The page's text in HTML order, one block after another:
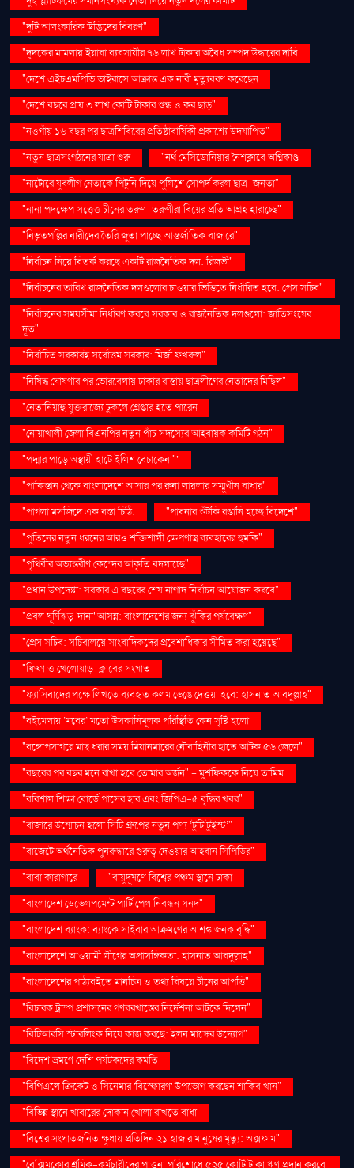
"দুটি আলংকারিক উদ্ভিদের বিবরণ"
"দুদকের মামলায় ইয়াবা ব্যবসায়ীর ৭৬ লাখ টাকার অবৈধ সম্পদ উদ্ধারের দাবি
"দেশে এইচএমপিভি ভাইরাসে আক্রান্ত এক নারী মৃত্যুবরণ করেছেন
"দেশে বছরে প্রায় ৩ লাখ কোটি টাকার শুল্ক ও কর ছাড়"
"নওগাঁয় ১৬ বছর পর ছাত্রশিবিরের প্রতিষ্ঠাবার্ষিকী প্রকাশ্যে উদযাপিত"
"নতুন ছাত্রসংগঠনের যাত্রা শুরু
"নর্থ মেসিডোনিয়ার নৈশক্লাবে অগ্নিকাণ্ড
"নাটোরে যুবলীগ নেতাকে পিটুনি দিয়ে পুলিশে সোপর্দ করল ছাত্র-জনতা"
"নানা পদক্ষেপ সত্ত্বেও চীনের তরুণ-তরুণীরা বিয়ের প্রতি আগ্রহ হারাচ্ছে"
"নিভৃতপল্লির নারীদের তৈরি জুতা পাচ্ছে আন্তর্জাতিক বাজারে"
"নির্বাচন নিয়ে বিতর্ক করছে একটি রাজনৈতিক দল: রিজভী"
"নির্বাচনের তারিখ রাজনৈতিক দলগুলোর চাওয়ার ভিত্তিতে নির্ধারিত হবে: প্রেস সচিব"
"নির্বাচনের সময়সীমা নির্ধারণ করবে সরকার ও রাজনৈতিক দলগুলো: জাতিসংঘের
দূত"
"নির্বাচিত সরকারই সর্বোত্তম সরকার: মির্জা ফখরুল"
"নিষিদ্ধ ঘোষণার পর ভোরবেলায় ঢাকার রাস্তায় ছাত্রলীগের নেতাদের মিছিল"
"নেতানিয়াহু যুক্তরাজ্যে ঢুকলে গ্রেপ্তার হতে পারেন
"নোয়াখালী জেলা বিএনপির নতুন পাঁচ সদস্যের আহ্বায়ক কমিটি গঠন"
"পদ্মার পাড়ে অস্থায়ী হাটে ইলিশ বেচাকেনা"''
"পাকিস্তান থেকে বাংলাদেশে আসার পর রুনা লায়লার সম্মুখীন বাধার"
"পাগলা মসজিদে এক বস্তা চিঠি:
"পাবনার শুঁটকি রপ্তানি হচ্ছে বিদেশে"
"পুতিনের নতুন ধরনের আরও শক্তিশালী ক্ষেপণাস্ত্র ব্যবহারের হুমকি"
"পৃথিবীর অভ্যন্তরীণ কেন্দ্রের আকৃতি বদলাচ্ছে"
"প্রধান উপদেষ্টা: সরকার এ বছরের শেষ নাগাদ নির্বাচন আয়োজন করবে"
"প্রবল ঘূর্ণিঝড় 'দানা' আসন্ন: বাংলাদেশের জন্য ঝুঁকির পর্যবেক্ষণ"
"প্রেস সচিব: সচিবালয়ে সাংবাদিকদের প্রবেশাধিকার সীমিত করা হয়েছে"
"ফিফা ও খেলোয়াড়-ক্লাবের সংঘাত
"ফ্যাসিবাদের পক্ষে লিখতে ব্যবহৃত কলম ভেঙে দেওয়া হবে: হাসনাত আবদুল্লাহ"
"বইমেলায় ‘মবের’ মতো উসকানিমূলক পরিস্থিতি কেন সৃষ্টি হলো
"বঙ্গোপসাগরে মাছ ধরার সময় মিয়ানমারের নৌবাহিনীর হাতে আটক ৫৬ জেলে"
"বছরের পর বছর মনে রাখা হবে তোমার অর্জন" – মুশফিককে নিয়ে তামিম
"বরিশাল শিক্ষা বোর্ডে পাসের হার এবং জিপিএ-৫ বৃদ্ধির খবর"
"বাজারে উন্মোচন হলো সিটি গ্রুপের নতুন পণ্য ‘টুটি টুইস্ট’"
"বাজেটে অর্থনৈতিক পুনরুদ্ধারে গুরুত্ব দেওয়ার আহ্বান সিপিডির"
"বাবা কারাগারে
"বায়ুদূষণে বিশ্বের পঞ্চম স্থানে ঢাকা
"বাংলাদেশ ডেভেলপমেন্ট পার্টি পেল নিবন্ধন সনদ"
"বাংলাদেশ ব্যাংক: ব্যাংকে সাইবার আক্রমণের আশঙ্কাজনক বৃদ্ধি"
"বাংলাদেশে আওয়ামী লীগের অপ্রাসঙ্গিকতা: হাসনাত আবদুল্লাহ"
"বাংলাদেশের পাঠ্যবইতে মানচিত্র ও তথ্য বিষয়ে চীনের আপত্তি"
"বিচারক ট্রাম্প প্রশাসনের গণবরখাস্তের নির্দেশনা আটকে দিলেন"
"বিটিআরসি স্টারলিংক নিয়ে কাজ করছে: ইলন মাস্কের উদ্যোগ"
"বিদেশ ভ্রমণে দেশি পর্যটকদের কমতি
"বিপিএলে ক্রিকেট ও সিনেমার 'বিস্ফোরণ' উপভোগ করছেন শাকিব খান"
"বিভিন্ন স্থানে খাবারের দোকান খোলা রাখতে বাধা
"বিশ্বের সংঘাতজনিত ক্ষুধায় প্রতিদিন ২১ হাজার মানুষের মৃত্যু: অক্সফাম"
"বেক্সিমকোর শ্রমিক-কর্মচারীদের পাওনা পরিশোধে ৫২৫ কোটি টাকা ঋণ প্রদান করবে